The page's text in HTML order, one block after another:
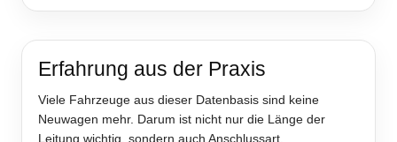
Erfahrung aus der Praxis
Viele Fahrzeuge aus dieser Datenbasis sind keine
Neuwagen mehr. Darum ist nicht nur die Länge der
Leitung wichtig, sondern auch Anschlussart,